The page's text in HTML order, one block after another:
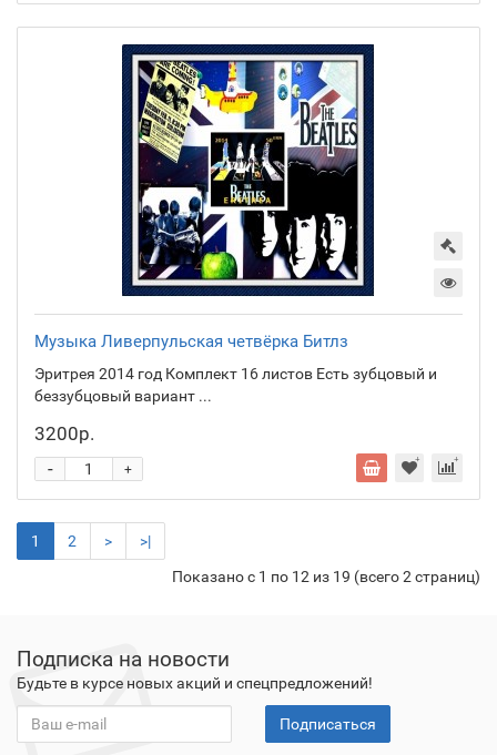
Музыка Ливерпульская четвёрка Битлз
Эритрея 2014 год Комплект 16 листов Есть зубцовый и
беззубцовый вариант ...
3200р.
+
-
1 2 >
>|
Показано с 1 по 12 из 19 (всего 2 страниц)
Подписка на новости
Будьте в курсе новых акций и спецпредложений!
Подписаться